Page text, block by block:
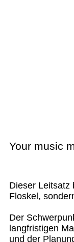
Your music
Dieser Leitsatz
Floskel,
Der
langfristigen
und der